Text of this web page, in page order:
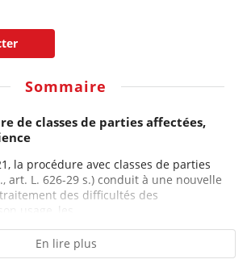
Sommaire
de classes de parties affectées,
la procédure avec classes de parties
art. L. 626-29 s.) conduit à une nouvelle
des difficultés des
usage, les...
En lire plus